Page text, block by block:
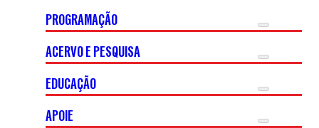
PROGRAMAÇÃO
ACERVO E PESQUISA
EDUCAÇÃO
APOIE